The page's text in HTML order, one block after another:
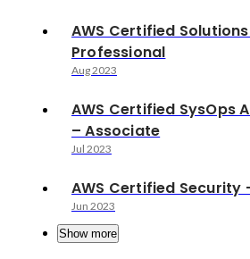
AWS Certified
Professional
Aug 2023
AWS Certified SysOps
– Associate
Jul 2023
AWS Certified Security
Jun 2023
Show more